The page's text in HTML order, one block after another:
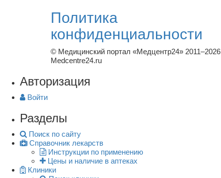
Политика
конфиденциальности
© Медицинский портал «Медцентр24» 2011–2026
Medcentre24.ru
Авторизация
Войти
Разделы
Поиск по сайту
Справочник лекарств
Инструкции по применению
Цены и наличие в аптеках
Клиники